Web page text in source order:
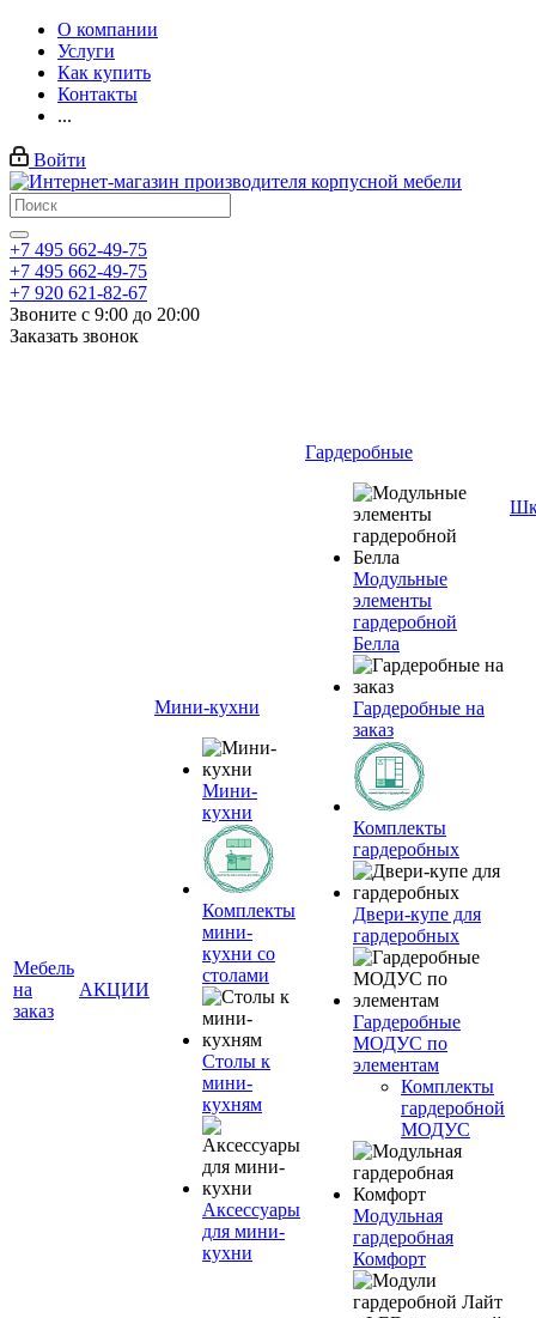
О компании
Услуги
Как купить
Контакты
...
Войти
+7 495 662-49-75
+7 495 662-49-75
+7 920 621-82-67
Звоните с 9:00 до 20:00
Заказать звонок
Мебель
на
заказ
АКЦИИ
Мини-кухни
Мини-
кухни
Комплекты
мини-
кухни со
столами
Столы к
мини-
кухням
Аксессуары
для мини-
кухни
Гардеробные
Модульные
элементы
гардеробной
Белла
Гардеробные на
заказ
Комплекты
гардеробных
Двери-купе для
гардеробных
Гардеробные
МОДУС по
элементам
Комплекты
гардеробной
МОДУС
Модульная
гардеробная
Комфорт